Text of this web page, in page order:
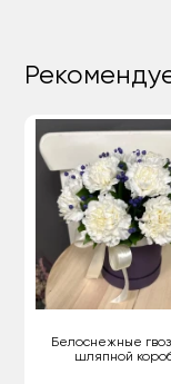
Белоснежные
шляпной